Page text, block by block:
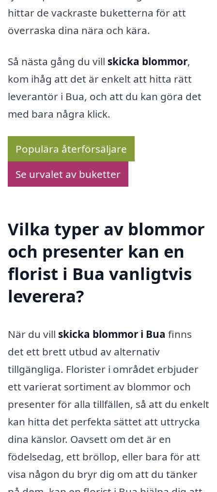
hittar de vackraste buketterna för att
överraska dina nära och kära.
Så nästa gång du vill skicka blommor,
kom ihåg att det är enkelt att hitta rätt
leverantör i Bua, och att du kan göra det
med bara några klick.
Populära återförsäljare
Se urvalet av buketter
Vilka typer av blommor
och presenter kan en
florist i Bua vanligtvis
leverera?
När du vill skicka blommor i Bua finns
det ett brett utbud av alternativ
tillgängliga. Florister i området erbjuder
ett varierat sortiment av blommor och
presenter för alla tillfällen, så att du enkelt
kan hitta det perfekta sättet att uttrycka
dina känslor. Oavsett om det är en
födelsedag, ett bröllop, eller bara för att
visa någon du bryr dig om att du tänker